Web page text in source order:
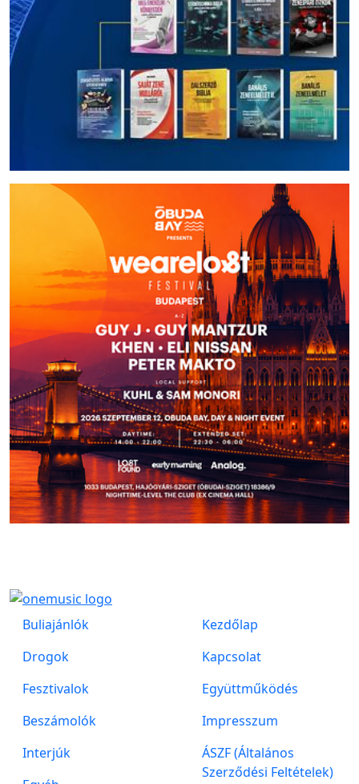
Buliajánlók
Drogok
Fesztivalok
Beszámolók
Interjúk
Kezdőlap
Kapcsolat
Együttműködés
Impresszum
ÁSZF (Általános
Szerződési Feltételek)